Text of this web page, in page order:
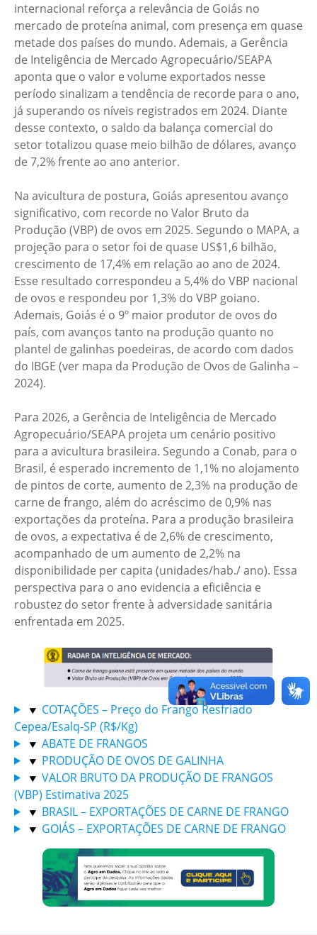
internacional reforça a relevância de Goiás no
mercado de proteína animal, com presença em quase
metade dos países do mundo. Ademais, a Gerência
de Inteligência de Mercado Agropecuário/SEAPA
aponta que o valor e volume exportados nesse
período sinalizam a tendência de recorde para o ano,
já superando os níveis registrados em 2024. Diante
desse contexto, o saldo da balança comercial do
setor totalizou quase meio bilhão de dólares, avanço
de 7,2% frente ao ano anterior.
Na avicultura de postura, Goiás apresentou avanço
significativo, com recorde no Valor Bruto da
Produção (VBP) de ovos em 2025. Segundo o MAPA, a
projeção para o setor foi de quase US$1,6 bilhão,
crescimento de 17,4% em relação ao ano de 2024.
Esse resultado correspondeu a 5,4% do VBP nacional
de ovos e respondeu por 1,3% do VBP goiano.
Ademais, Goiás é o 9º maior produtor de ovos do
país, com avanços tanto na produção quanto no
plantel de galinhas poedeiras, de acordo com dados
do IBGE (ver mapa da Produção de Ovos de Galinha –
2024).
Para 2026, a Gerência de Inteligência de Mercado
Agropecuário/SEAPA projeta um cenário positivo
para a avicultura brasileira. Segundo a Conab, para o
Brasil, é esperado incremento de 1,1% no alojamento
de pintos de corte, aumento de 2,3% na produção de
carne de frango, além do acréscimo de 0,9% nas
exportações da proteína. Para a produção brasileira
de ovos, a expectativa é de 2,6% de crescimento,
acompanhado de um aumento de 2,2% na
disponibilidade per capita (unidades/hab./ ano). Essa
perspectiva para o ano evidencia a eficiência e
robustez do setor frente à adversidade sanitária
enfrentada em 2025.
COTAÇÕES – Preço do Frango Resfriado
Cepea/Esalq-SP (R$/Kg)
ABATE DE FRANGOS
PRODUÇÃO DE OVOS DE GALINHA
VALOR BRUTO DA PRODUÇÃO DE FRANGOS
(VBP) Estimativa 2025
BRASIL – EXPORTAÇÕES DE CARNE DE FRANGO
GOIÁS – EXPORTAÇÕES DE CARNE DE FRANGO